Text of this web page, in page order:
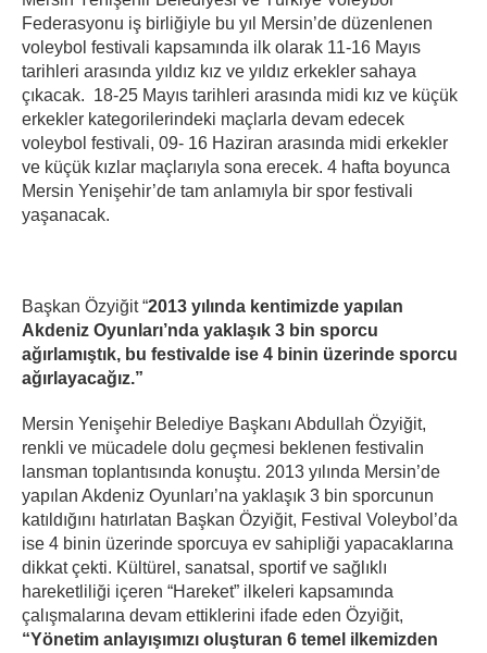
Federasyonu iş birliğiyle bu yıl Mersin’de düzenlenen
voleybol festivali kapsamında ilk olarak 11-16 Mayıs
tarihleri arasında yıldız kız ve yıldız erkekler sahaya
çıkacak. 18-25 Mayıs tarihleri arasında midi kız ve küçük
erkekler kategorilerindeki maçlarla devam edecek
voleybol festivali, 09- 16 Haziran arasında midi erkekler
ve küçük kızlar maçlarıyla sona erecek. 4 hafta boyunca
Mersin Yenişehir’de tam anlamıyla bir spor festivali
yaşanacak.
Başkan Özyiğit “2013 yılında kentimizde yapılan
Akdeniz Oyunları’nda yaklaşık 3 bin sporcu
ağırlamıştık, bu festivalde ise 4 binin üzerinde sporcu
ağırlayacağız.”
Mersin Yenişehir Belediye Başkanı Abdullah Özyiğit,
renkli ve mücadele dolu geçmesi beklenen festivalin
lansman toplantısında konuştu. 2013 yılında Mersin’de
yapılan Akdeniz Oyunları’na yaklaşık 3 bin sporcunun
katıldığını hatırlatan Başkan Özyiğit, Festival Voleybol’da
ise 4 binin üzerinde sporcuya ev sahipliği yapacaklarına
dikkat çekti. Kültürel, sanatsal, sportif ve sağlıklı
hareketliliği içeren “Hareket” ilkeleri kapsamında
çalışmalarına devam ettiklerini ifade eden Özyiğit,
“Yönetim anlayışımızı oluşturan 6 temel ilkemizden